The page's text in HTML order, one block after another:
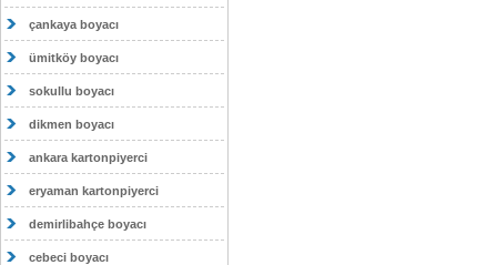
çankaya boyacı
ümitköy boyacı
sokullu boyacı
dikmen boyacı
ankara kartonpiyerci
eryaman kartonpiyerci
demirlibahçe boyacı
cebeci boyacı